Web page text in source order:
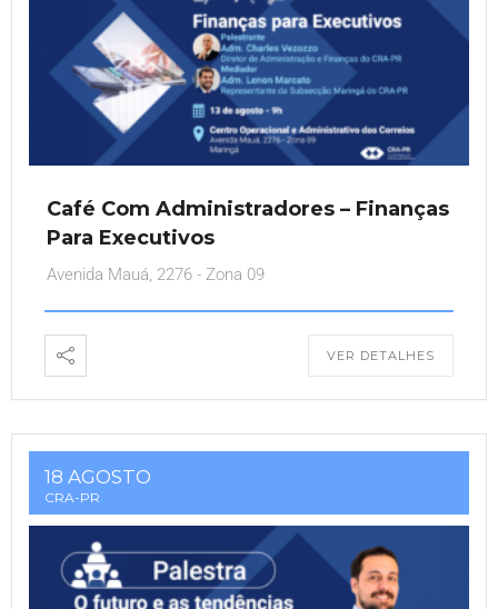
Café Com Administradores – Finanças
Para Executivos
Avenida Mauá, 2276 - Zona 09
VER DETALHES
18 AGOSTO
CRA-PR